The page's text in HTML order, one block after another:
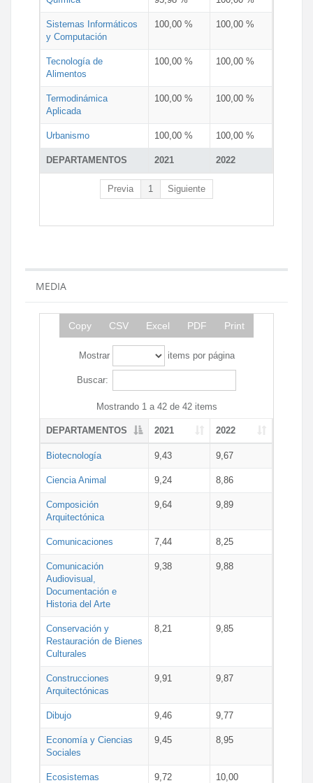
DEPARTAMENTOS 2021 2022
Sistemas Informáticos
y Computación
100,00 % 100,00 %
Tecnología de
Alimentos
100,00 % 100,00 %
Termodinámica
Aplicada
100,00 % 100,00 %
Urbanismo 100,00 % 100,00 %
Previa 1 Siguiente
MEDIA
Copy CSV Excel PDF Print
Mostrar items por página
Buscar:
Mostrando 1 a 42 de 42 items
DEPARTAMENTOS 2021 2022
Biotecnología 9,43 9,67
Ciencia Animal 9,24 8,86
Composición
Arquitectónica
9,64 9,89
Comunicaciones 7,44 8,25
Comunicación
Audiovisual,
Documentación e
Historia del Arte
9,38 9,88
Conservación y
Restauración de Bienes
Culturales
8,21 9,85
Construcciones
Arquitectónicas
9,91 9,87
Dibujo 9,46 9,77
Economía y Ciencias
Sociales
9,45 8,95
Ecosistemas
9,72 10,00